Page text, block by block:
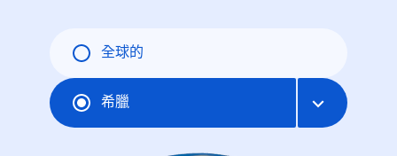
全球的
希臘